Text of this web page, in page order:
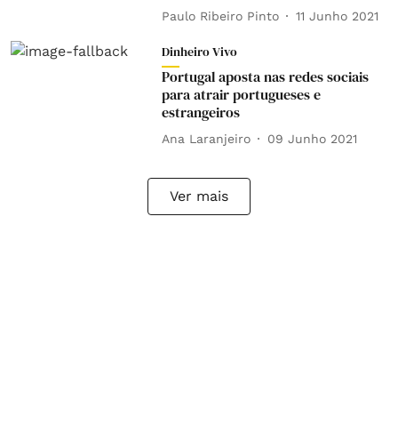
Paulo Ribeiro Pinto 11 Junho 2021
Dinheiro Vivo
Portugal aposta nas redes sociais
para atrair portugueses e
estrangeiros
Ana Laranjeiro 09 Junho 2021
Ver mais